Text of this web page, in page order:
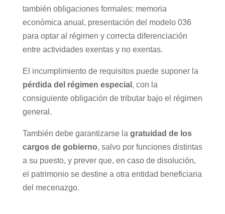
también obligaciones formales: memoria
económica anual, presentación del modelo 036
para optar al régimen y correcta diferenciación
entre actividades exentas y no exentas.
El incumplimiento de requisitos puede suponer la
pérdida del régimen especial , con la
consiguiente obligación de tributar bajo el régimen
general.
También debe garantizarse la gratuidad de los
cargos de gobierno, salvo por funciones distintas
a su puesto, y prever que, en caso de disolución,
el patrimonio se destine a otra entidad beneficiaria
del mecenazgo.